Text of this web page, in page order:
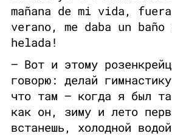
mañana de mi vida,
verano, me daba un baño
helada!
— Вот и этому
говорю: делай
что там — когда я был
как он, зиму и лето
встанешь, холодной